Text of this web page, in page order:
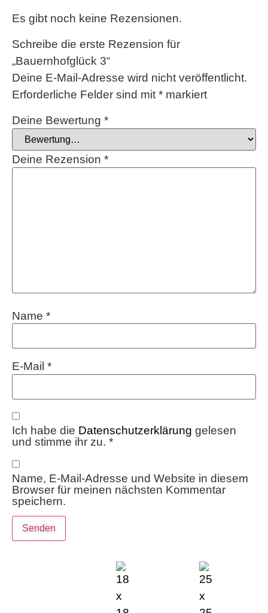
Es gibt noch keine Rezensionen.
Schreibe die erste Rezension für
„Bauernhofglück 3“
Deine E-Mail-Adresse wird nicht veröffentlicht.
Erforderliche Felder sind mit * markiert
Deine Bewertung *
Deine Rezension *
Name *
E-Mail *
Ich habe die Datenschutzerklärung gelesen
und stimme ihr zu. *
Name, E-Mail-Adresse und Website in diesem
Browser für meinen nächsten Kommentar
speichern.